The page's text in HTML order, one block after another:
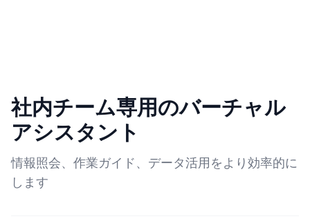
社内チーム専用のバーチャル
アシスタント
情報照会、作業ガイド、データ活用をより効率的に
します